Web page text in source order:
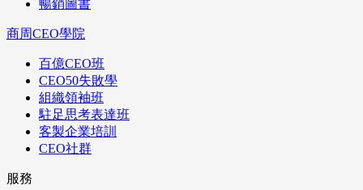
暢銷圖書
商周CEO學院
百億CEO班
CEO50失敗學
組織領袖班
駐足思考表達班
客製企業培訓
CEO社群
服務